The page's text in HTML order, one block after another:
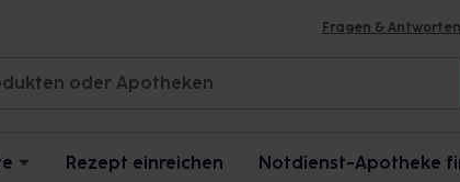
Fragen & Antworten
Rezept einreichen Notdienst-Apotheke